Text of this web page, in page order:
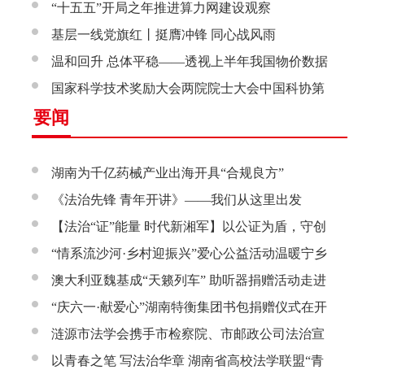
“十五五”开局之年推进算力网建设观察
基层一线党旗红丨挺膺冲锋 同心战风雨
温和回升 总体平稳——透视上半年我国物价数据
国家科学技术奖励大会两院院士大会中国科协第
十一次全国代表大会在京召开
要闻
湖南为千亿药械产业出海开具“合规良方”
《法治先锋 青年开讲》——我们从这里出发
【法治“证”能量 时代新湘军】以公证为盾，守创
新之魂 湖南青年公证人为知识产权保护筑牢防线
“情系流沙河·乡村迎振兴”爱心公益活动温暖宁乡
市流沙河镇
澳大利亚魏基成“天籁列车” 助听器捐赠活动走进
开慧镇
“庆六一·献爱心”湖南特衡集团书包捐赠仪式在开
慧镇举行
涟源市法学会携手市检察院、市邮政公司法治宣
讲走进七星街镇仙洞中学
以青春之笔 写法治华章 湖南省高校法学联盟“青